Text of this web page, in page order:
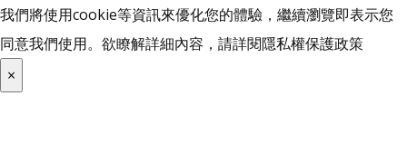
我們將使用cookie等資訊來優化您的體驗，繼續瀏覽即表示您
同意我們使用。欲瞭解詳細內容，請詳閱隱私權保護政策
×